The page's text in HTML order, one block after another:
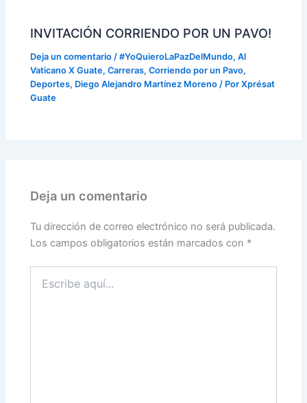
INVITACIÓN CORRIENDO POR UN PAVO!
Deja un comentario /#YoQuieroLaPazDelMundo,Al
Vaticano X Guate,Carreras,Corriendo por un Pavo,
Deportes, Diego Alejandro Martínez Moreno / PorXprésat
Guate
Deja un comentario
Tu dirección de correo electrónico no será publicada.
Los campos obligatorios están marcados con *
aquí...